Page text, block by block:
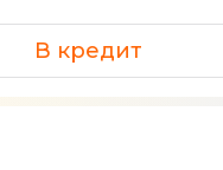
В кредит